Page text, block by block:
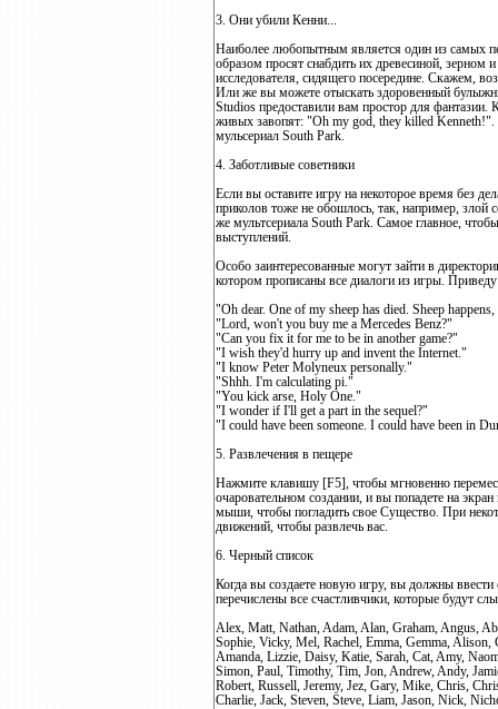
3. Они убили Кенни...
Наиболее любопытным является один из самых
образом просят снабдить их древесиной,
исследователя, сидящего посередине. Скажем,
Или же вы можете отыскать здоровенный
Studios предоставили вам простор для фантазии.
живых завопят: "Oh my god, they killed Kenneth!".
мульсериал South Park.
4. Заботливые советники
Если вы оставите игру на некоторое время без
приколов тоже не обошлось, так, например, злой
же мультсериала South Park. Самое главное,
выступлений.
Особо заинтересованные могут зайти в
котором прописаны все диалоги из игры.
"Oh dear. One of my sheep has died. Sheep
"Lord, won't you buy me a Mercedes Benz?"
"Can you fix it for me to be in another game?"
"I wish they'd hurry up and invent the Internet."
"I know Peter Molyneux personally."
"Shhh. I'm calculating pi."
"You kick arse, Holy One."
"I wonder if I'll get a part in the sequel?"
"I could have been someone. I could have been in
5. Развлечения в пещере
Нажмите клавишу [F5], чтобы мгновенно
очаровательном создании, и вы попадете на
мыши, чтобы погладить свое Существо. При
движений, чтобы развлечь вас.
6. Черный список
Когда вы создаете новую игру, вы должны
перечислены все счастливчики, которые будут
Alex, Matt, Nathan, Adam, Alan, Graham, Angus,
Sophie, Vicky, Mel, Rachel, Emma, Gemma,
Amanda, Lizzie, Daisy, Katie, Sarah, Cat, Amy,
Simon, Paul, Timothy, Tim, Jon, Andrew, Andy,
Robert, Russell, Jeremy, Jez, Gary, Mike, Chris,
Charlie, Jack, Steven, Steve, Liam, Jason, Nick,